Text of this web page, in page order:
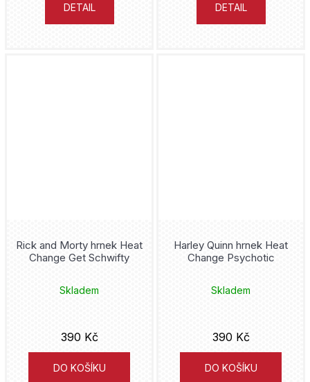
DETAIL DETAIL
Rick and Morty hrnek Heat
Change Get Schwifty
Skladem
390 Kč
DO KOŠÍKU
Harley Quinn hrnek Heat
Change Psychotic
Skladem
390 Kč
DO KOŠÍKU